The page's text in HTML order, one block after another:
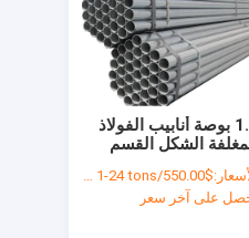
1.5 بوصة أنابيب الفولاذ
الشكل القسم
الدائري لإنتاج ورق
$550.00/tons 1-24 tons
على آخر سعر